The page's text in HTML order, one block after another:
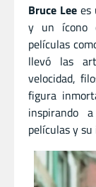
Bruce Lee es
y un ícono
películas
llevó las
velocidad,
figura
inspirando
películas y